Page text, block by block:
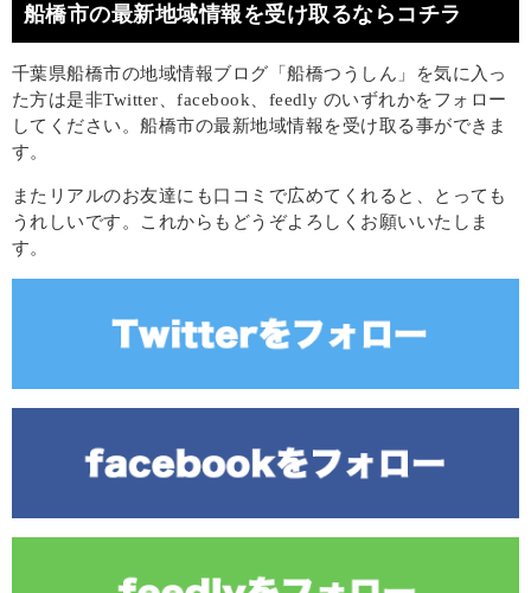
船橋市の最新地域情報を受け取るならコチラ
千葉県船橋市の地域情報ブログ「船橋つうしん」を気に入っ
た方は是非Twitter、facebook、feedly のいずれかをフォロー
してください。船橋市の最新地域情報を受け取る事ができま
す。
またリアルのお友達にも口コミで広めてくれると、とっても
うれしいです。これからもどうぞよろしくお願いいたしま
す。